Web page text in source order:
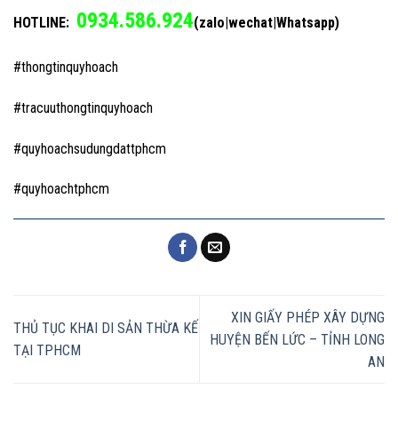
HOTLINE: 0934.586.924(zalo|wechat|Whatsapp)
#thongtinquyhoach
#tracuuthongtinquyhoach
#quyhoachsudungdattphcm
#quyhoachtphcm
THỦ TỤC KHAI DI SẢN THỪA KẾ
TẠI TPHCM
XIN GIẤY PHÉP XÂY DỰNG
HUYỆN BẾN LỨC – TỈNH LONG
AN